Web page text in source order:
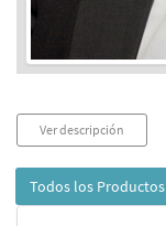
Ver descripción
Todos los Productos